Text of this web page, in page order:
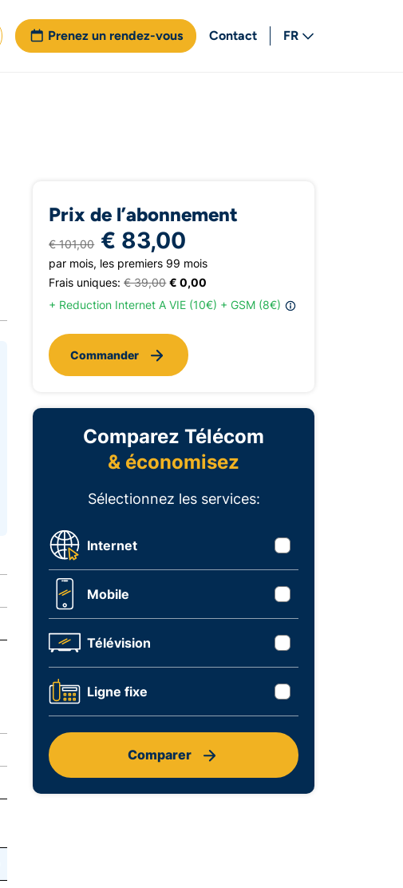
Prenez un rendez-vous Contact
FR
Prix de l’abonnement
€ 101,00 € 83,00
par mois, les premiers 99 mois
Frais uniques: € 39,00 € 0,00
+ Reduction Internet A VIE (10€) + GSM (8€)
Commander
Comparez Télécom
& économisez
Sélectionnez les services:
Internet
Mobile
Télévision
Ligne fixe
Comparer